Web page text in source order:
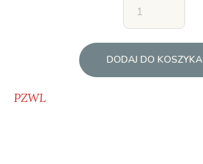
DODAJ DO KOSZYKA
PZWL